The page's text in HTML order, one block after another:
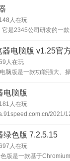
兼容只有IE浏览
忧。
术，使用闪通高
的高速带宽，
台、体育直播多
世间大事小事新
还可以直接看小说支持
推送新闻，省流量内存小
就来下载试试吧！
148 人在玩
它是2345公司研发的一
Chromium97作为浏览器
更少；支持收藏、账号
自动同步数据到云端。
电脑版 v1.25官
人在玩
脑版是一款功能强大、
频、音乐、小说模式、电
等核心功能。Alook浏
屏蔽侵入式广告，轻松
azw、azw3等文本格式
电脑版
181 人在玩
2021/
绿色版 7.2.5.15
人在玩
版是一款基于